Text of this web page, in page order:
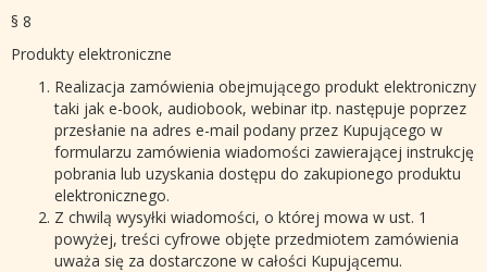
§ 8
Produkty elektroniczne
Realizacja zamówienia obejmującego produkt elektroniczny
taki jak e-book, audiobook, webinar itp. następuje poprzez
przesłanie na adres e-mail podany przez Kupującego w
formularzu zamówienia wiadomości zawierającej instrukcję
pobrania lub uzyskania dostępu do zakupionego produktu
elektronicznego.
Z chwilą wysyłki wiadomości, o której mowa w ust. 1
powyżej, treści cyfrowe objęte przedmiotem zamówienia
uważa się za dostarczone w całości Kupującemu.